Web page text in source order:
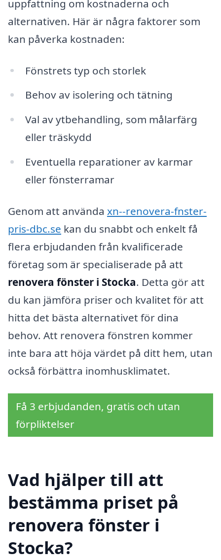
uppfattning om kostnaderna och
alternativen. Här är några faktorer som
kan påverka kostnaden:
Fönstrets typ och storlek
Behov av isolering och tätning
Val av ytbehandling, som målarfärg
eller träskydd
Eventuella reparationer av karmar
eller fönsterramar
Genom att använda xn--renovera-fnster-
pris-dbc.se kan du snabbt och enkelt få
flera erbjudanden från kvalificerade
företag som är specialiserade på att
renovera fönster i Stocka. Detta gör att
du kan jämföra priser och kvalitet för att
hitta det bästa alternativet för dina
behov. Att renovera fönstren kommer
inte bara att höja värdet på ditt hem, utan
också förbättra inomhusklimatet.
Få 3 erbjudanden, gratis och utan
förpliktelser
Vad hjälper till att
bestämma priset på
renovera fönster i
Stocka?